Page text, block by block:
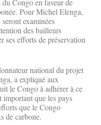
du Congo en faveur de
Pour Michel Elenga,
examinées
des bailleurs
ses efforts de préservation
national du projet
a expliqué aux
le Congo à adhérer à ce
important que les pays
que le Congo
de carbone.